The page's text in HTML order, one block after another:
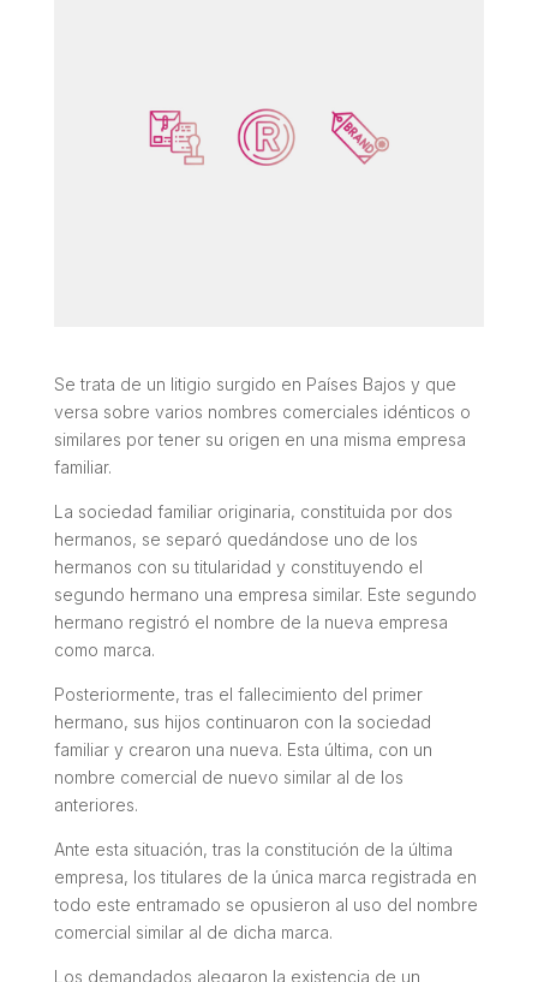
Se trata de un litigio surgido en Países Bajos y que
versa sobre varios nombres comerciales idénticos o
similares por tener su origen en una misma empresa
familiar.
La sociedad familiar originaria, constituida por dos
hermanos, se separó quedándose uno de los
hermanos con su titularidad y constituyendo el
segundo hermano una empresa similar. Este segundo
hermano registró el nombre de la nueva empresa
como marca.
Posteriormente, tras el fallecimiento del primer
hermano, sus hijos continuaron con la sociedad
familiar y crearon una nueva. Esta última, con un
nombre comercial de nuevo similar al de los
anteriores.
Ante esta situación, tras la constitución de la última
empresa, los titulares de la única marca registrada en
todo este entramado se opusieron al uso del nombre
comercial similar al de dicha marca.
Los demandados alegaron la existencia de un